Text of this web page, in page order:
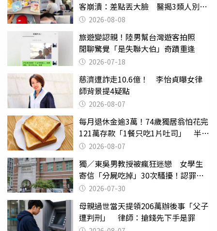
客崩潰：差點丟大臉 醫揭3類人別亂
喝 2026-08-08
旅遊變認親！陸男幫台灣遊客拍照
閒聊驚覺「是失聯大伯」奇蹟重逢
2026-07-18
慈濟遭詐走10.6億！ 李怡貞曝女律
師背景提4疑點
2026-08-07
每月退休金逾3萬！74歲獨居翁怕花完
121萬存款「1餐只吃1片吐司」 半年
後暴瘦嚇壞女兒
2026-08-07
獨／東吳男教授被瘋狂迷戀 女學生
寄信「分屍吃掉」30次騷擾！認罪免
關 2026-07-30
母親過世當天提領206萬辦後事「父子
遭判刑」 律師：搶錢先下手是罪